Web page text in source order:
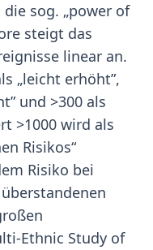
die sog. „power of
steigt das
linear an.
„leicht erhöht”,
und >300 als
>1000 wird als
Risikos“
Risiko bei
Ethnic Study of